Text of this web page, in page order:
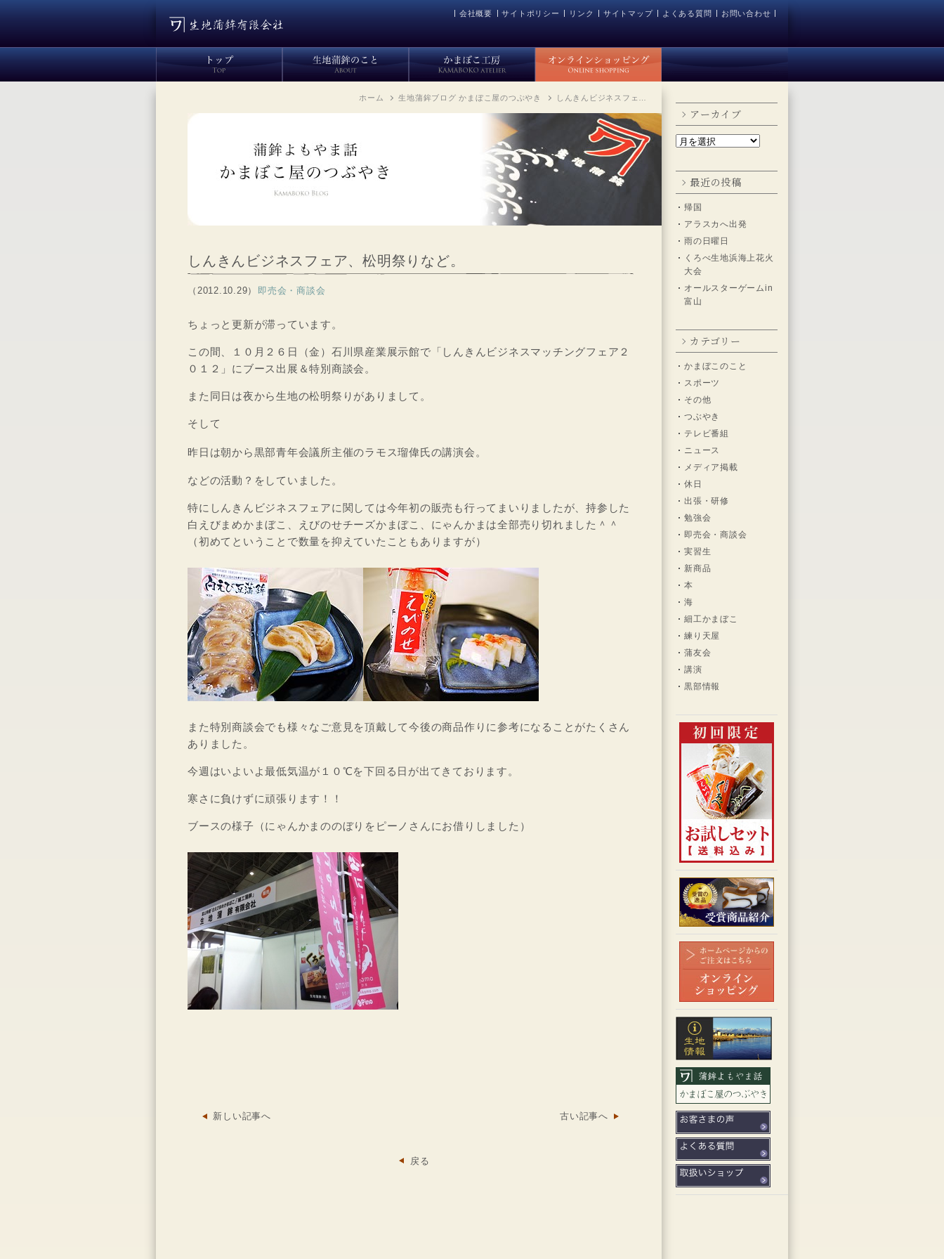
会社概要 サイトポリシー リンク サイトマップ よくある質問 お問い合わせ
ホーム 生地蒲鉾ブログ かまぼこ屋のつぶやき しんきんビジネスフェ…
しんきんビジネスフェア、松明祭りなど。
（2012.10.29） 即売会・商談会
ちょっと更新が滞っています。
この間、１０月２６日（金）石川県産業展示館で「しんきんビジネスマッチングフェア２
０１２」にブース出展＆特別商談会。
また同日は夜から生地の松明祭りがありまして。
そして
昨日は朝から黒部青年会議所主催のラモス瑠偉氏の講演会。
などの活動？をしていました。
特にしんきんビジネスフェアに関しては今年初の販売も行ってまいりましたが、持参した
白えびまめかまぼこ、えびのせチーズかまぼこ、にゃんかまは全部売り切れました＾＾
（初めてということで数量を抑えていたこともありますが）
また特別商談会でも様々なご意見を頂戴して今後の商品作りに参考になることがたくさん
ありました。
今週はいよいよ最低気温が１０℃を下回る日が出てきております。
寒さに負けずに頑張ります！！
ブースの様子（にゃんかまののぼりをピーノさんにお借りしました）
新しい記事へ 古い記事へ
戻る
アーカイブ
最近の投稿
帰国
アラスカへ出発
雨の日曜日
くろべ生地浜海上花火
大会
オールスターゲームin
富山
カテゴリー
かまぼこのこと
スポーツ
その他
つぶやき
テレビ番組
ニュース
メディア掲載
休日
出張・研修
勉強会
即売会・商談会
実習生
新商品
本
海
細工かまぼこ
練り天屋
蒲友会
講演
黒部情報